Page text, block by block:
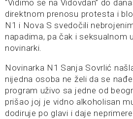
“Vidimo se na Vidovdan” do
direktnom prenosu protesta i
N1 i Nova S svedočili
napadima, pa čak i seksualnom
novinarki.
Novinarka N1 Sanja Sovrlić
nijedna osoba ne želi da se
program uživo sa jedne od
prišao joj je vidno alkoholisan
dodiruje po glavi i daje